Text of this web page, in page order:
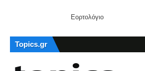
Εορτολόγιο
Topics.gr